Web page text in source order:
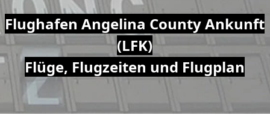
Air
Traffic
Live
Flughafen Angelina County Ankunft
(LFK)
Flüge, Flugzeiten und Flugplan